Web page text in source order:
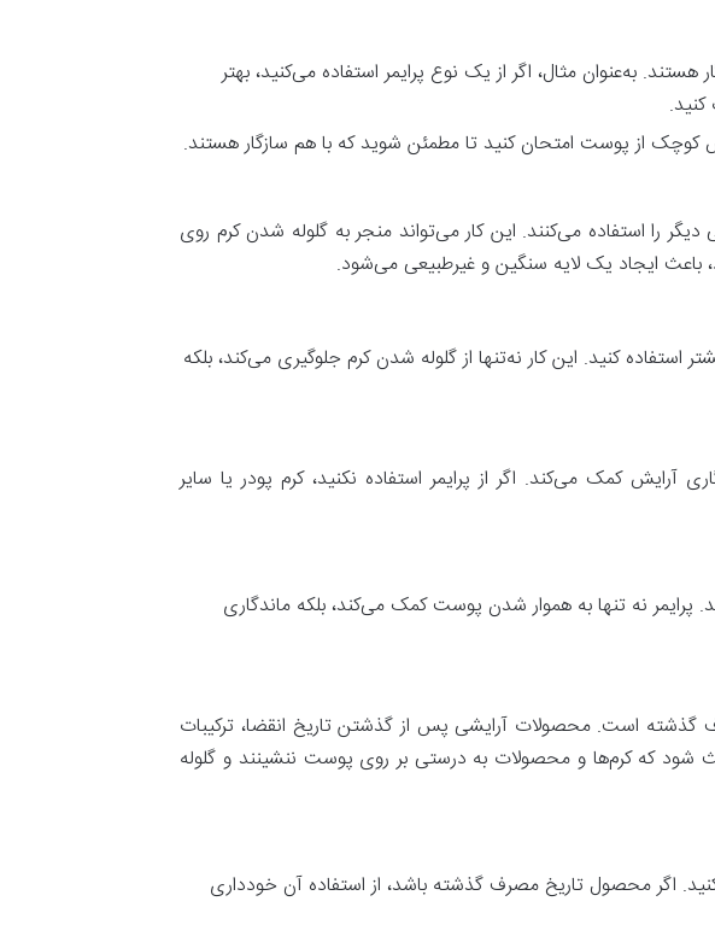
به‌عنوان مثال، اگر از یک نوع پرایمر استفاده می‌کنید، بهتر
از پوست امتحان کنید تا مطمئن شوید که با هم سازگار هستند.
را استفاده می‌کنند. این کار می‌تواند منجر به گلوله شدن کرم روی
باعث ایجاد یک لایه سنگین و غیرطبیعی می‌شود.
کنید. این کار نه‌تنها از گلوله شدن کرم جلوگیری می‌کند، بلکه
کمک می‌کند. اگر از پرایمر استفاده نکنید، کرم پودر یا سایر
پرایمر نه تنها به هموار شدن پوست کمک می‌کند، بلکه ماندگاری
گذشته است. محصولات آرایشی پس از گذشتن تاریخ انقضا، ترکیبات
شود که کرم‌ها و محصولات به درستی بر روی پوست ننشینند و گلوله
اگر محصول تاریخ مصرف گذشته باشد، از استفاده آن خودداری